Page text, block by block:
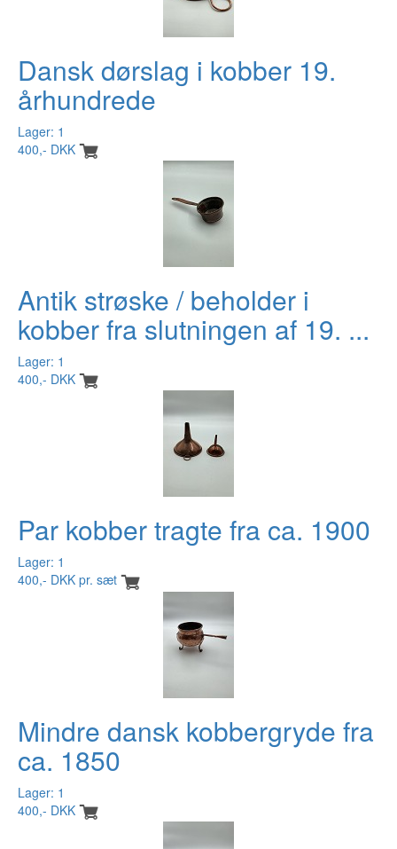
Dansk dørslag i kobber 19.
århundrede
Lager: 1
400,- DKK
Antik strøske / beholder i
kobber fra slutningen af 19. ...
Lager: 1
400,- DKK
Par kobber tragte fra ca. 1900
Lager: 1
400,- DKK pr. sæt
Mindre dansk kobbergryde fra
ca. 1850
Lager: 1
400,- DKK